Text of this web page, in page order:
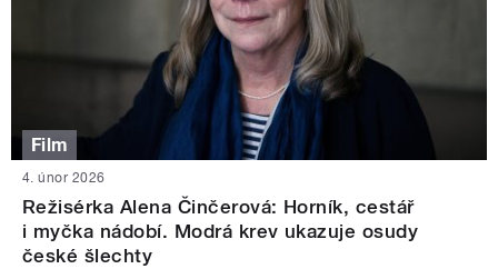
Film
4. únor 2026
Režisérka Alena Činčerová: Horník, cestář
i myčka nádobí. Modrá krev ukazuje osudy
české šlechty